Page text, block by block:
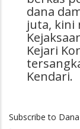
dana
juta, kini
Kejari
Kendari.
Subscribe to